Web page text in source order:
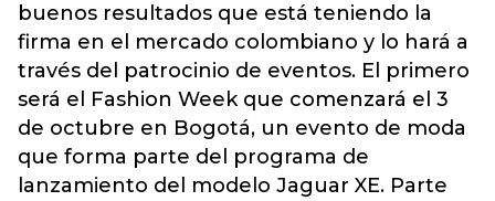
buenos resultados que está teniendo la
firma en el mercado colombiano y lo hará a
través del patrocinio de eventos. El primero
será el Fashion Week que comenzará el 3
de octubre en Bogotá, un evento de moda
que forma parte del programa de
lanzamiento del modelo Jaguar XE. Parte